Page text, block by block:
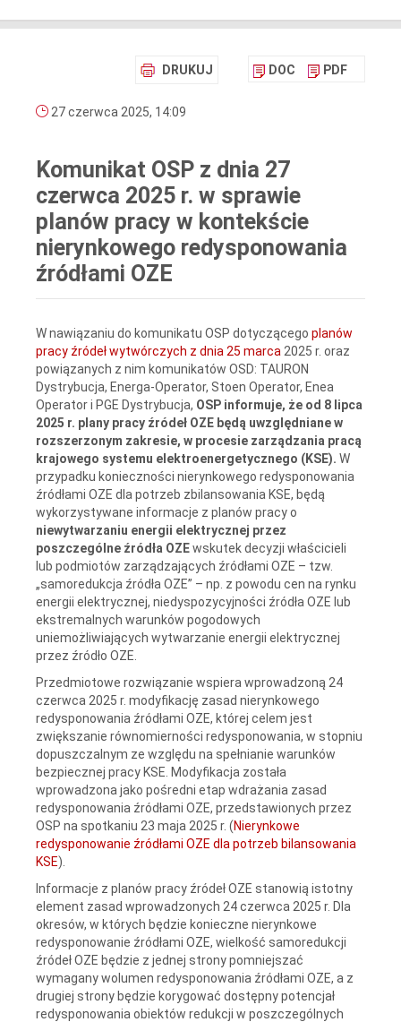
DRUKUJ DOC PDF
27 czerwca 2025, 14:09
Komunikat OSP z dnia 27
czerwca 2025 r. w sprawie
planów pracy w kontekście
nierynkowego redysponowania
źródłami OZE
W nawiązaniu do komunikatu OSP dotyczącego planów
pracy źródeł wytwórczych z dnia 25 marca 2025 r. oraz
powiązanych z nim komunikatów OSD: TAURON
Dystrybucja, Energa-Operator, Stoen Operator, Enea
Operator i PGE Dystrybucja, OSP informuje, że od 8 lipca
2025 r. plany pracy źródeł OZE będą uwzględniane w
rozszerzonym zakresie, w procesie zarządzania pracą
krajowego systemu elektroenergetycznego (KSE). W
przypadku konieczności nierynkowego redysponowania
źródłami OZE dla potrzeb zbilansowania KSE, będą
wykorzystywane informacje z planów pracy o
niewytwarzaniu energii elektrycznej przez
poszczególne źródła OZEwskutek decyzji właścicieli
lub podmiotów zarządzających źródłami OZE – tzw.
„samoredukcja źródła OZE” – np. z powodu cen na rynku
energii elektrycznej, niedyspozycyjności źródła OZE lub
ekstremalnych warunków pogodowych
uniemożliwiających wytwarzanie energii elektrycznej
przez źródło OZE.
Przedmiotowe rozwiązanie wspiera wprowadzoną 24
czerwca 2025 r. modyfikację zasad nierynkowego
redysponowania źródłami OZE, której celem jest
zwiększanie równomierności redysponowania, w stopniu
dopuszczalnym ze względu na spełnianie warunków
bezpiecznej pracy KSE. Modyfikacja została
wprowadzona jako pośredni etap wdrażania zasad
redysponowania źródłami OZE, przedstawionych przez
OSP na spotkaniu 23 maja 2025 r. (Nierynkowe
redysponowanie źródłami OZE dla potrzeb bilansowania
KSE).
Informacje z planów pracy źródeł OZE stanowią istotny
element zasad wprowadzonych 24 czerwca 2025 r. Dla
okresów, w których będzie konieczne nierynkowe
redysponowanie źródłami OZE, wielkość samoredukcji
źródeł OZE będzie z jednej strony pomniejszać
wymagany wolumen redysponowania źródłami OZE, a z
drugiej strony będzie korygować dostępny potencjał
redysponowania obiektów redukcji w poszczególnych